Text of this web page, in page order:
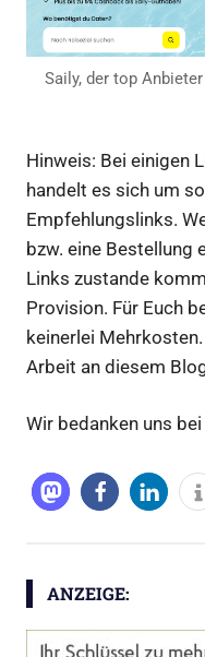
Saily, der top
Hinweis: Bei einigen
handelt es sich um
Empfehlungslinks.
bzw. eine Bestellung
Links zustande
Provision. Für Euch
keinerlei
Arbeit an diesem
Wir bedanken uns
ANZEIGE: